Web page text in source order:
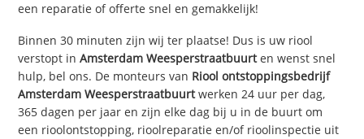
een reparatie of offerte snel en gemakkelijk!
Binnen 30 minuten zijn wij ter plaatse! Dus is uw riool
verstopt inAmsterdam Weesperstraatbuurten wenst snel
hulp, bel ons. De monteurs van Riool ontstoppingsbedrijf
Amsterdam Weesperstraatbuurt werken 24 uur per dag,
365 dagen per jaar en zijn elke dag bij u in de buurt om
een rioolontstopping, rioolreparatie en/of rioolinspectie uit